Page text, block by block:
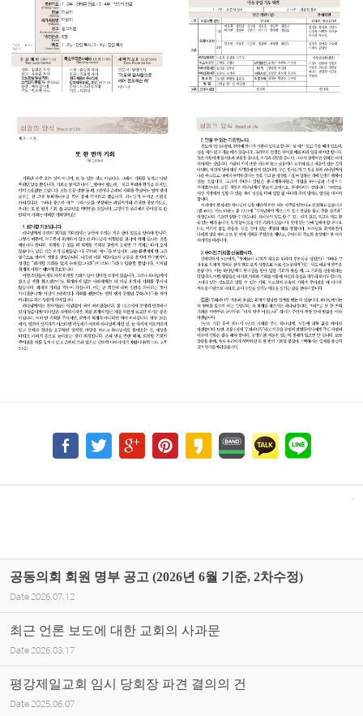
공동의회 회원 명부 공고 (2026년 6월 기준, 2차수정)
Date 2026.07.12
최근 언론 보도에 대한 교회의 사과문
Date 2026.03.17
평강제일교회 임시 당회장 파견 결의의 건
Date 2025.06.07